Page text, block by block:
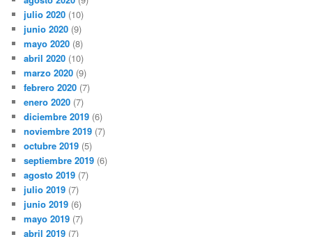
julio 2020 (10)
junio 2020 (9)
mayo 2020 (8)
abril 2020 (10)
marzo 2020 (9)
febrero 2020 (7)
enero 2020 (7)
diciembre 2019 (6)
noviembre 2019 (7)
octubre 2019 (5)
septiembre 2019 (6)
agosto 2019 (7)
julio 2019 (7)
junio 2019 (6)
mayo 2019 (7)
abril 2019 (7)